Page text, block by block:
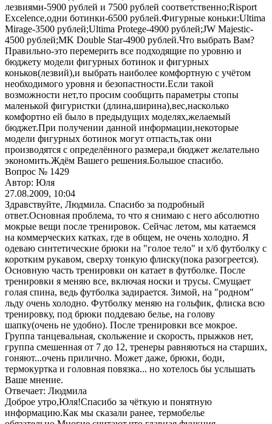
лезвиями-5900 рублей и 7500 рублей соответственно;Risport
Excelence,одни ботинки-6500 рублей.Фигурные коньки:Ultima
Mirage-3500 рублей;Ultima Protege-4900 рублей;JW Majestic-
4500 рублей;MK Double Star-4900 рублей.Что выбрать Вам?
Правильно-это перемерить все подходящие по уровню и
бюджету модели фигурных ботинок и фигурных
коньков(лезвий),и выбрать наиболее комфортную с учётом
необходимого уровня и безопастности.Если такой
возможности нет,то просим сообщить параметры стопы
маленькой фигуристки (длина,ширина),вес,насколько
комфортно ей было в предыдущих моделях,желаемый
бюджет.При получении данной информации,некоторые
модели фигурных ботинок могут отпасть,так они
производятся с определённого размера,и бюджет желательно
экономить.Ждём Вашего решения.Большое спасибо.
Вопрос № 1429
Автор: Юля
27.08.2009, 10:04
Здравствуйте, Людмила. Спасибо за подробный
ответ.Основная проблема, то что я снимаю с него абсолютно
мокрые вещи после тренировок. Сейчас летом, мы катаемся
на коммерческих катках, где в общем, не очень холодно. Я
одеваю синтетические брюки на "голое тело" и х/б футболку с
коротким рукавом, сверху тонкую флиску(пока разогреется).
Основную часть тренировки он катает в футболке. После
тренировки я меняю все, включая носки и трусы. Смущает
голая спина, ведь футболка задирается. Зимой, на "родном"
льду очень холодно. Футболку меняю на гольфик, флиска всю
тренировку, под брюки поддеваю белье, на голову
шапку(очень не удобно). После тренировки все мокрое.
Группа танцевальная, скольжение и скорость, прыжков нет,
группа смешенная от 7 до 12, тренеры равняються на старших,
гоняют...очень прилично. Может даже, брюки, боди,
термокуртка и головная повязка... но хотелось бы услышать
Ваше мнение.
Отвечает: Людмила
Доброе утро,Юля!Спасибо за чёткую и понятную
информацию.Как мы сказали ранее, термобелье